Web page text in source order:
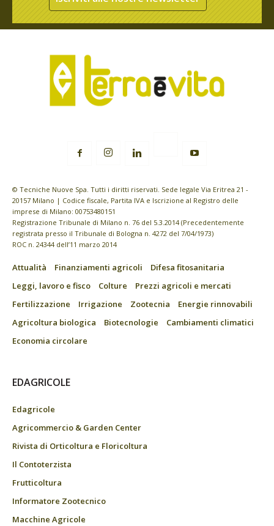
© Tecniche Nuove Spa. Tutti i diritti riservati. Sede legale Via Eritrea 21 -
20157 Milano | Codice fiscale, Partita IVA e Iscrizione al Registro delle
imprese di Milano: 00753480151
Registrazione Tribunale di Milano n. 76 del 5.3.2014 (Precedentemente
registrata presso il Tribunale di Bologna n. 4272 del 7/04/1973)
ROC n. 24344 dell’11 marzo 2014
Attualità Finanziamenti agricoli
Difesa fitosanitaria
Leggi, lavoro e fisco
Colture
Prezzi agricoli e mercati
Fertilizzazione
Irrigazione Zootecnia
Energie rinnovabili
Agricoltura biologica
Biotecnologie
Cambiamenti climatici
Economia circolare
EDAGRICOLE
Edagricole
Agricommercio & Garden Center
Rivista di Orticoltura e Floricoltura
Il Contoterzista
Frutticoltura
Informatore Zootecnico
Macchine Agricole